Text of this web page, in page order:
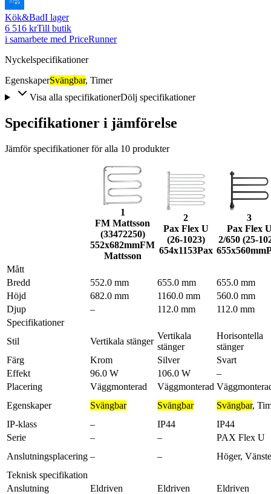
Kök&BadI lager
6 516 krTill butik
i samarbete med PriceRunner
Nyckelspecifikationer
EgenskaperSvängbar, Timer
Visa alla specifikationerDölj specifikationer
Specifikationer i jämförelse
Jämför specifikationer för alla 10 produkter
1
FM Mattsson
(33472250)
552x682mmFM
Mattsson
2
Pax Flex U
(26-1023)
654x1153Pax
3
Pax Flex
2/650 (25-
655x560mm
Mått
Bredd
552.0 mm 655.0 mm
655.0 mm
Höjd
682.0 mm 1160.0 mm
560.0 mm
Djup
– 112.0 mm
112.0 mm
Specifikationer
Stil
Vertikala stänger
Vertikala
stänger
Horisontella
stänger
Färg
Krom Silver
Svart
Effekt
96.0 W 106.0 W
–
Placering
Väggmonterad Väggmonterad
Egenskaper
Svängbar Svängbar Svängbar,
IP-klass
– IP44
IP44
Serie
– –
PAX Flex U
Anslutningsplacering – –
Höger,
Teknisk specifikation
Anslutning
Eldriven Eldriven
Eldriven